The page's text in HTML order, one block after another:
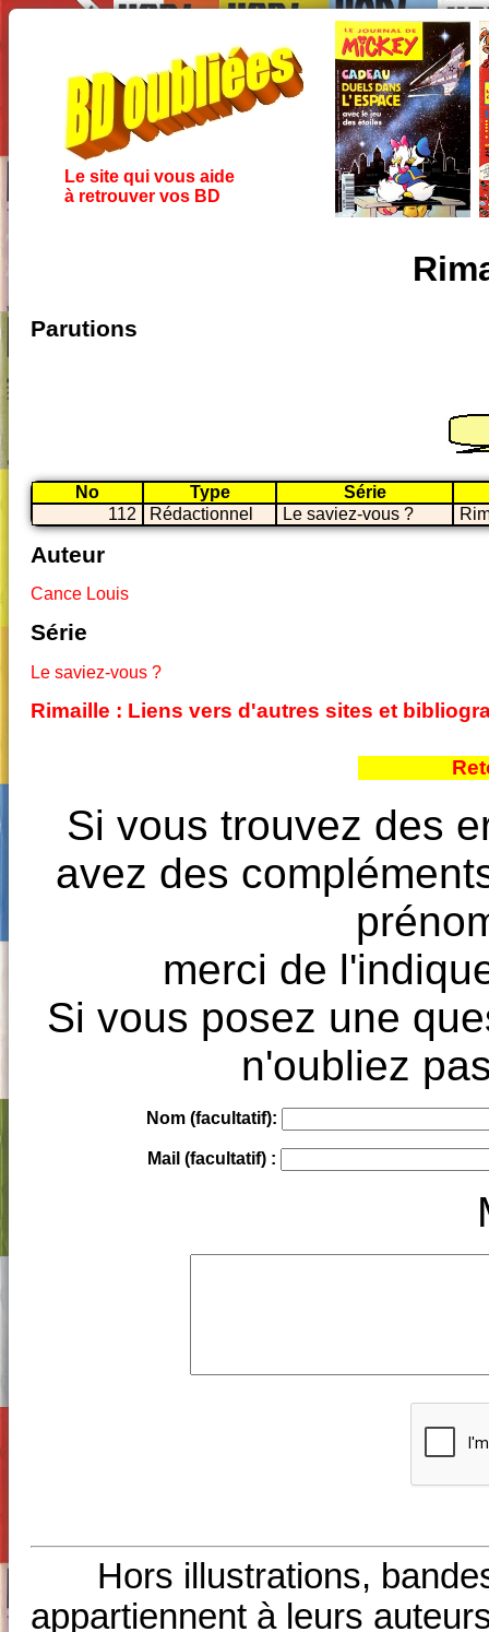
Le site qui vous aide
à retrouver vos BD
Parutions
No Type
Série
112
Rédactionnel Le saviez-vous ?
Auteur
Cance Louis
Série
Le saviez-vous ?
Rimaille : Liens vers d'autres sites et
Si vous trouvez des
avez des
merci de
Si vous posez une
n'oubliez
Nom (facultatif):
Mail (facultatif) :
Hors illustrations,
appartiennent à leurs